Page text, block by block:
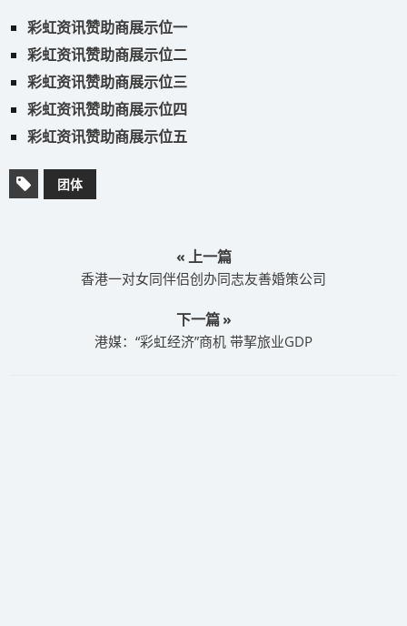
彩虹资讯赞助商展示位一
彩虹资讯赞助商展示位二
彩虹资讯赞助商展示位三
彩虹资讯赞助商展示位四
彩虹资讯赞助商展示位五
团体
« 上一篇
香港一对女同伴侣创办同志友善婚策公司
下一篇 »
港媒：“彩虹经济”商机 带挈旅业GDP